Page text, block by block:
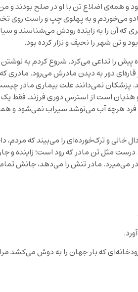
و همه‌ی اضلاع تن با او در صلح بودند و
می‌خوردم و به پهلوی چپ و راست روی
که آن را به زاینده رودش می‌شناسند و
تن شهر را نحیف و نزار کرده بود.
پیش را تداعی می‌کرد. شروع کردم به نوشتن
این داستان، پسری از قاره‌ای دور به دیدن مادرش می‌رود. مادری
پزشکان نمی‌دانند علت بیماری مادر
است از استرسِ دوری فرزند. فقط یک
فرد هرچه آب می‌نوشد سیراب نمی‌شود و
و ترک‌خورده‌ای را می‌بیند که مردم،
درست مثل تن مادر که رود است؛ زاینده و
می‌میرد. مادر تنش را می‌دهد، جانش
که بار جهان را به دوش می‌کشد